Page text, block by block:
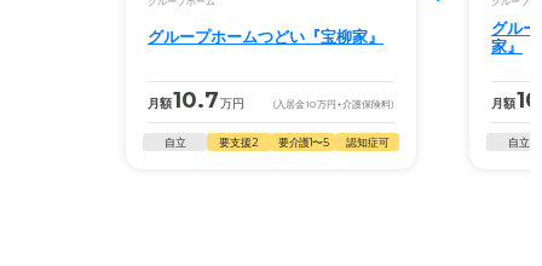
グループホームつどい『宝柳家』
月額10.7万円 (入居金10万円 +介護保険料)
自立 要支援2 要介護1〜5 認知症可
グル
家』
月額
自立